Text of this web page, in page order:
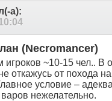
а):
(Necromancer)
игроков ~10-15 чел.. В
откажусь от похода
условие –
нежелательно.